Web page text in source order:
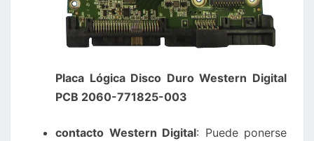
Placa Lógica Disco Duro Western Digital
PCB 2060-771825-003
contacto Western Digital: Puede ponerse